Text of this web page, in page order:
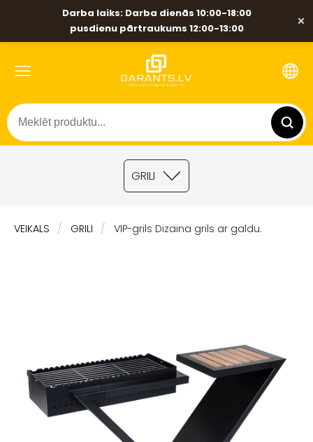
Darba laiks: Darba dienās 10:00-18:00
pusdienu pārtraukums 12:00-13:00
×
GRILI
VEIKALS GRILI VIP-grils Dizaina grils ar galdu.